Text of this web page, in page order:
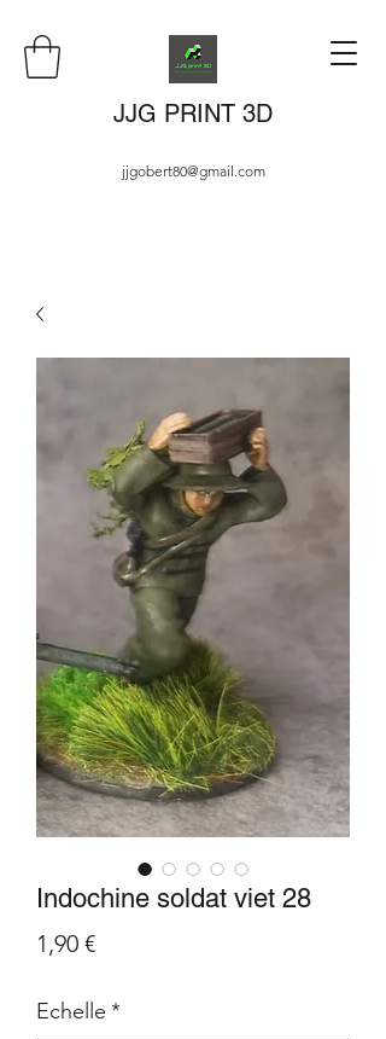
JJG PRINT 3D
jjgobert80@gmail.com
Indochine soldat viet 28
1,90 €Prix
Echelle *